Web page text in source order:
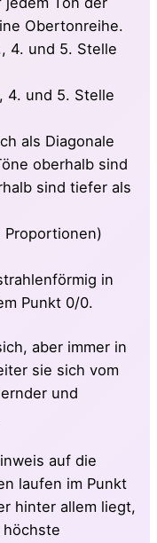
Obertonreihe.
4. und 5. Stelle
4. und 5. Stelle
als Diagonale
oberhalb sind
sind tiefer als
Proportionen)
in
Punkt 0/0.
aber immer in
sie sich vom
und
auf die
laufen im Punkt
hinter allem liegt,